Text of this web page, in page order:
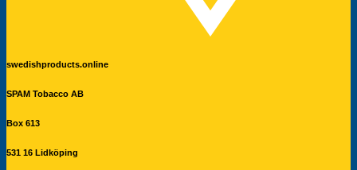
swedishproducts.online
SPAM Tobacco AB
Box 613
531 16 Lidköping